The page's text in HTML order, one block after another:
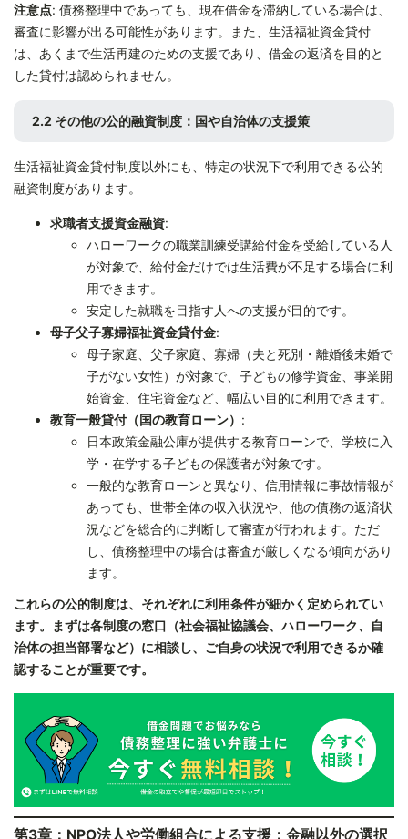
注意点: 債務整理中であっても、現在借金を滞納している場合は、
審査に影響が出る可能性があります。また、生活福祉資金貸付
は、あくまで生活再建のための支援であり、借金の返済を目的と
した貸付は認められません。
2.2 その他の公的融資制度：国や自治体の支援策
生活福祉資金貸付制度以外にも、特定の状況下で利用できる公的
融資制度があります。
求職者支援資金融資:
ハローワークの職業訓練受講給付金を受給している人
が対象で、給付金だけでは生活費が不足する場合に利
用できます。
安定した就職を目指す人への支援が目的です。
母子父子寡婦福祉資金貸付金:
母子家庭、父子家庭、寡婦（夫と死別・離婚後未婚で
子がない女性）が対象で、子どもの修学資金、事業開
始資金、住宅資金など、幅広い目的に利用できます。
教育一般貸付（国の教育ローン） :
日本政策金融公庫が提供する教育ローンで、学校に入
学・在学する子どもの保護者が対象です。
一般的な教育ローンと異なり、信用情報に事故情報が
あっても、世帯全体の収入状況や、他の債務の返済状
況などを総合的に判断して審査が行われます。ただ
し、債務整理中の場合は審査が厳しくなる傾向があり
ます。
これらの公的制度は、それぞれに利用条件が細かく定められてい
ます。まずは各制度の窓口（社会福祉協議会、ハローワーク、自
治体の担当部署など）に相談し、ご自身の状況で利用できるか確
認することが重要です。
第3章：NPO法人や労働組合による支援：金融以外の選択